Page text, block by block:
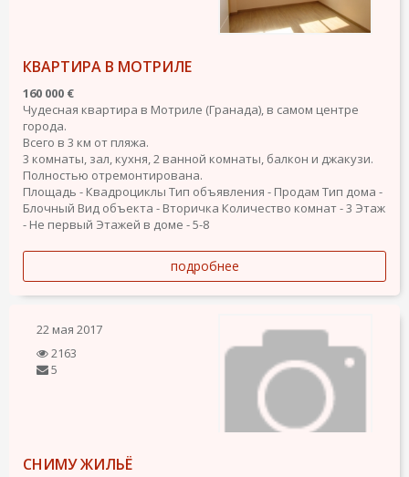
КВАРТИРА В МОТРИЛЕ
160 000 €
Чудесная квартира в Мотриле (Гранада), в самом центре
города.
Всего в 3 км от пляжа.
3 комнаты, зал, кухня, 2 ванной комнаты, балкон и джакузи.
Полностью отремонтирована.
Площадь - Квадроциклы Тип объявления - Продам Тип дома -
Блочный Вид объекта - Вторичка Количество комнат - 3 Этаж
- Не первый Этажей в доме - 5-8
подробнее
22 мая 2017
2163
5
СНИМУ ЖИЛЬЁ